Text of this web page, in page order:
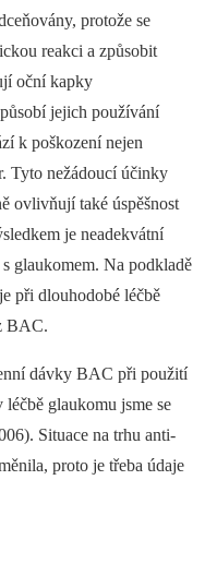
protože se
reakci a způsobit
oční kapky
jejich používání
k poškození nejen
Tyto nežádoucí účinky
ovlivňují také úspěšnost
je neadekvátní
glaukomem. Na podkladě
při dlouhodobé léčbě
BAC.
dávky BAC při použití
glaukomu jsme se
Situace na trhu anti­
proto je třeba údaje